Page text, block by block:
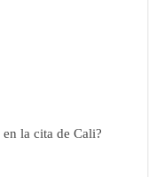
la cita de Cali?